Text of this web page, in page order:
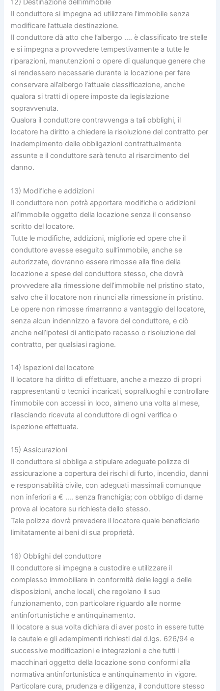
12) Destinazione dell’immobile
Il conduttore si impegna ad utilizzare l’immobile senza
modificare l’attuale destinazione.
Il conduttore dà atto che l’albergo …. è classificato tre stelle
e si impegna a provvedere tempestivamente a tutte le
riparazioni, manutenzioni o opere di qualunque genere che
si rendessero necessarie durante la locazione per fare
conservare all’albergo l’attuale classificazione, anche
qualora si tratti di opere imposte da legislazione
sopravvenuta.
Qualora il conduttore contravvenga a tali obblighi, il
locatore ha diritto a chiedere la risoluzione del contratto per
inadempimento delle obbligazioni contrattualmente
assunte e il conduttore sarà tenuto al risarcimento del
danno.
13) Modifiche e addizioni
Il conduttore non potrà apportare modifiche o addizioni
all’immobile oggetto della locazione senza il consenso
scritto del locatore.
Tutte le modifiche, addizioni, migliorie ed opere che il
conduttore avesse eseguito sull’immobile, anche se
autorizzate, dovranno essere rimosse alla fine della
locazione a spese del conduttore stesso, che dovrà
provvedere alla rimessione dell’immobile nel pristino stato,
salvo che il locatore non rinunci alla rimessione in pristino.
Le opere non rimosse rimarranno a vantaggio del locatore,
senza alcun indennizzo a favore del conduttore, e ciò
anche nell’ipotesi di anticipato recesso o risoluzione del
contratto, per qualsiasi ragione.
14) Ispezioni del locatore
Il locatore ha diritto di effettuare, anche a mezzo di propri
rappresentanti o tecnici incaricati, sopralluoghi e controllare
l’immobile con accessi in loco, almeno una volta al mese,
rilasciando ricevuta al conduttore di ogni verifica o
ispezione effettuata.
15) Assicurazioni
Il conduttore si obbliga a stipulare adeguate polizze di
assicurazione a copertura dei rischi di furto, incendio, danni
e responsabilità civile, con adeguati massimali comunque
non inferiori a € …. senza franchigia; con obbligo di darne
prova al locatore su richiesta dello stesso.
Tale polizza dovrà prevedere il locatore quale beneficiario
limitatamente ai beni di sua proprietà.
16) Obblighi del conduttore
Il conduttore si impegna a custodire e utilizzare il
complesso immobiliare in conformità delle leggi e delle
disposizioni, anche locali, che regolano il suo
funzionamento, con particolare riguardo alle norme
antinfortunistiche e antinquinamento.
Il locatore a sua volta dichiara di aver posto in essere tutte
le cautele e gli adempimenti richiesti dal d.lgs. 626/94 e
successive modificazioni e integrazioni e che tutti i
macchinari oggetto della locazione sono conformi alla
normativa antinfortunistica e antinquinamento in vigore.
Particolare cura, prudenza e diligenza, il conduttore stesso